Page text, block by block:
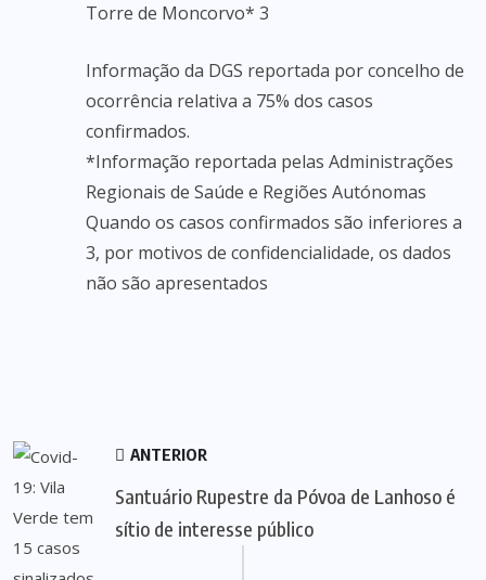
Torre de Moncorvo* 3
Informação da DGS reportada por concelho de
ocorrência relativa a 75% dos casos
confirmados.
*Informação reportada pelas Administrações
Regionais de Saúde e Regiões Autónomas
Quando os casos confirmados são inferiores a
3, por motivos de confidencialidade, os dados
não são apresentados
ANTERIOR
Santuário Rupestre da Póvoa de Lanhoso é
sítio de interesse público